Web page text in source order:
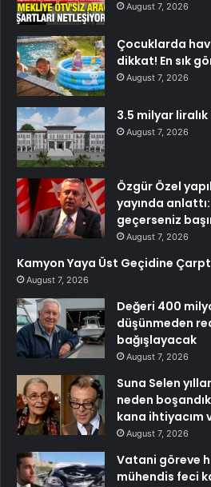
August 7, 2026
Çocuklarda
dikkat! En sık
August 7, 2026
3.5 milyar
August 7, 2026
Özgür Özel
yayında
geçerseniz
August 7, 2026
Kamyon Yaya Üst Geçidine
August 7, 2026
Değeri 400
düşünmeden
bağışlayacak
August 7, 2026
Suna Selen
neden
kana ihtiyacım
August 7, 2026
Vatani göreve
mühendis feci